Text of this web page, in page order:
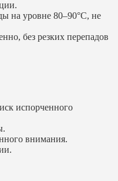
на уровне 80–90°С, не
без резких перепадов
испорченного
внимания.